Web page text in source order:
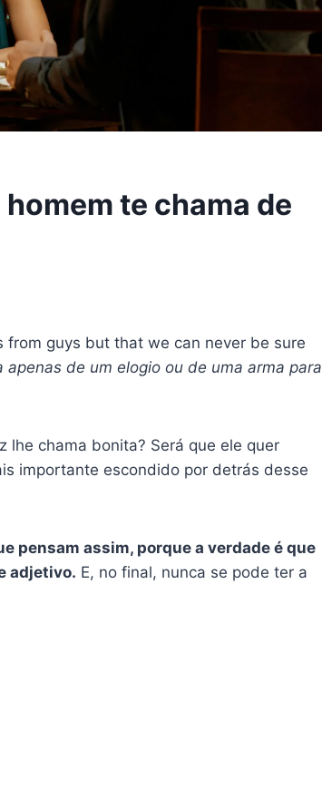
te chama de
from guys but that we can never be sure
apenas de um elogio ou de uma arma para
lhe chama bonita? Será que ele quer
importante escondido por detrás desse
pensam assim, porque a verdade é que
adjetivo. E, no final, nunca se pode ter a